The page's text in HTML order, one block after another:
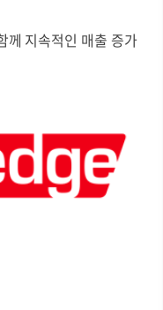
께 지속적인 매출 증가